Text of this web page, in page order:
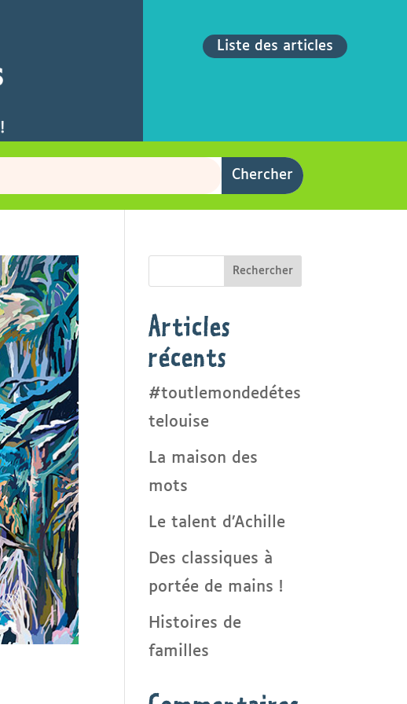
Liste des articles
Rechercher
Articles
récents
#toutlemondedétes
telouise
La maison des
mots
Le talent d’Achille
Des classiques à
portée de mains !
Histoires de
familles